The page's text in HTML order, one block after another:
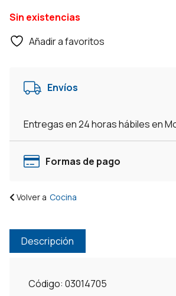
Sin existencias
Añadir a favoritos
Envíos
Entregas en 24 horas hábiles en
Formas de pago
Volver a Cocina
Descripción
Código: 03014705